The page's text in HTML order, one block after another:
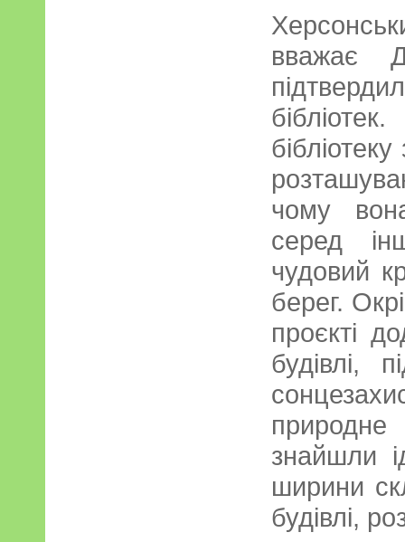
вважає
чому
серед
чудовий
берег.
проєкті
будівлі,
природне
знайшли
ширини
будівлі,